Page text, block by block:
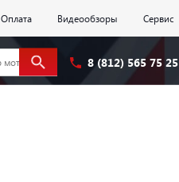
Оплата Видеообзоры Сервис
8 (812) 565 75 25